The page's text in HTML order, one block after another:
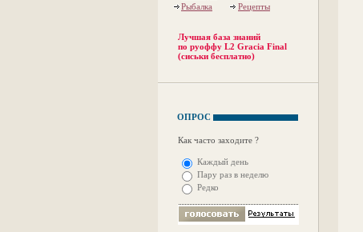
Рыбалка
Рецепты
Лучшая база знаний
по руоффу L2 Gracia Final
(сиськи бесплатно)
ОПРОС
Как часто заходите ?
Каждый день
Пару раз в неделю
Редко